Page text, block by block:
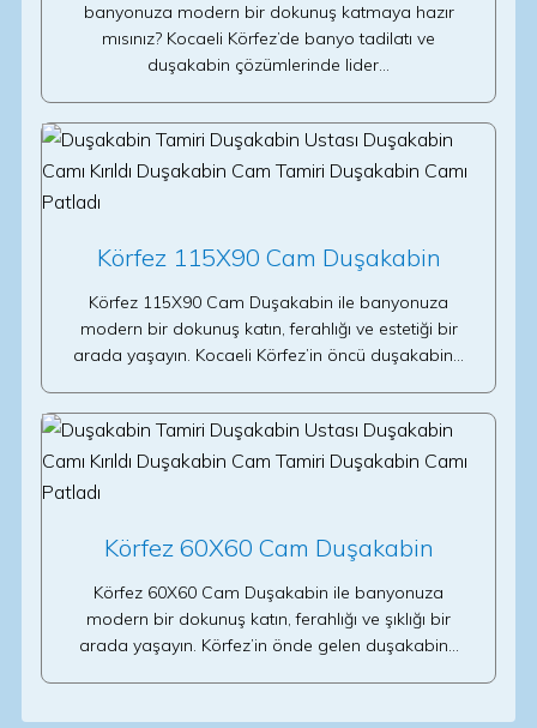
banyonuza modern bir dokunuş katmaya hazır
mısınız? Kocaeli Körfez’de banyo tadilatı ve
duşakabin çözümlerinde lider…
Körfez 115X90 Cam Duşakabin
Körfez 115X90 Cam Duşakabin ile banyonuza
modern bir dokunuş katın, ferahlığı ve estetiği bir
arada yaşayın. Kocaeli Körfez’in öncü duşakabin…
Körfez 60X60 Cam Duşakabin
Körfez 60X60 Cam Duşakabin ile banyonuza
modern bir dokunuş katın, ferahlığı ve şıklığı bir
arada yaşayın. Körfez’in önde gelen duşakabin…